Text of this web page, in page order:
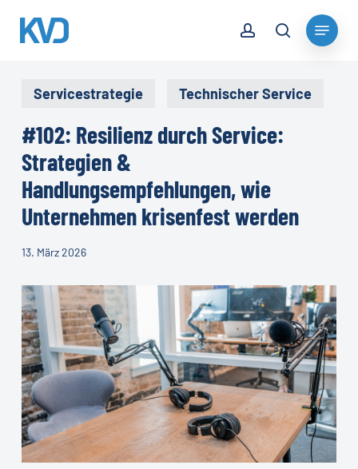
search
Menu
Servicestrategie Technischer Service
#102: Resilienz durch Service:
Strategien &
Handlungsempfehlungen, wie
Unternehmen krisenfest werden
13. März 2026
Close